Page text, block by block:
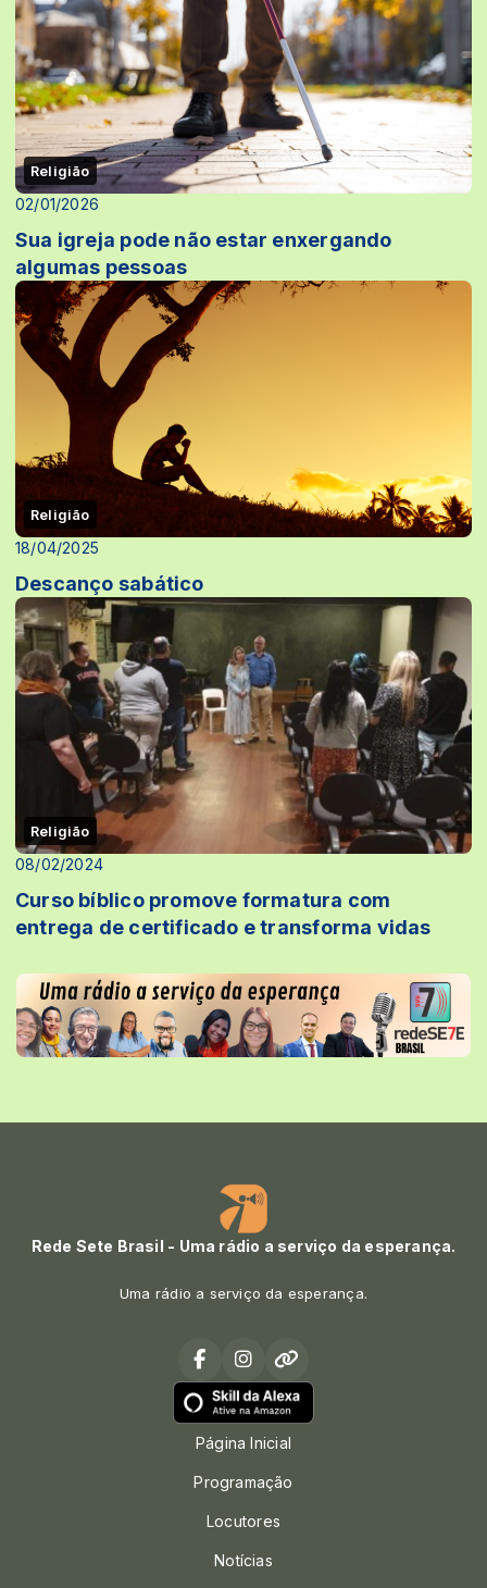
Religião
02/01/2026
Sua igreja pode não estar enxergando
algumas pessoas
Religião
18/04/2025
Descanço sabático
Religião
08/02/2024
Curso bíblico promove formatura com
entrega de certificado e transforma vidas
Rede Sete Brasil - Uma rádio a serviço da esperança.
Uma rádio a serviço da esperança.
Página Inicial
Programação
Locutores
Notícias